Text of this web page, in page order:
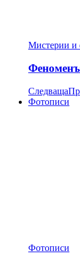
Мистерии и
Следваща
Фотописи
Фотописи